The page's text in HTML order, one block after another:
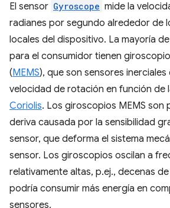
El sensor Gyroscope mide la
radianes por segundo alrededor de
locales del dispositivo. La mayoría
para el consumidor tienen
(MEMS), que son sensores inerciales
velocidad de rotación en función de
Coriolis. Los giroscopios MEMS son
deriva causada por la sensibilidad
sensor, que deforma el sistema
sensor. Los giroscopios oscilan a
relativamente altas, p.ej., decenas
podría consumir más energía en
sensores.